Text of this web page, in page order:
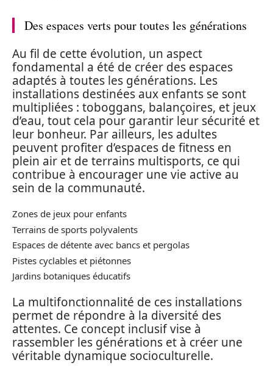
Des espaces verts pour toutes les générations
Au fil de cette évolution, un aspect
fondamental a été de créer des espaces
adaptés à toutes les générations. Les
installations destinées aux enfants se sont
multipliées : toboggans, balançoires, et jeux
d’eau, tout cela pour garantir leur sécurité et
leur bonheur. Par ailleurs, les adultes
peuvent profiter d’espaces de fitness en
plein air et de terrains multisports, ce qui
contribue à encourager une vie active au
sein de la communauté.
Zones de jeux pour enfants
Terrains de sports polyvalents
Espaces de détente avec bancs et pergolas
Pistes cyclables et piétonnes
Jardins botaniques éducatifs
La multifonctionnalité de ces installations
permet de répondre à la diversité des
attentes. Ce concept inclusif vise à
rassembler les générations et à créer une
véritable dynamique socioculturelle.